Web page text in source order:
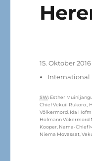
Veröffentlicht
15. Oktober 2016
Kategorien
International
Schlagwörter
SW: Esther
Chief Vekuii Rukoro.
Völkermord Ida
Hofmann Vökermord
Kooper Nama-Chief
Niema Movassat ,